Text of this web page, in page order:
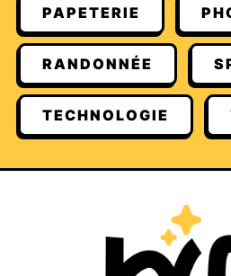
PAPETERIE
RANDONNÉE
TECHNOLOGIE